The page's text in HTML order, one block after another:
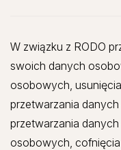
W związku z RODO
swoich danych
osobowych,
przetwarzania
przetwarzania
osobowych,